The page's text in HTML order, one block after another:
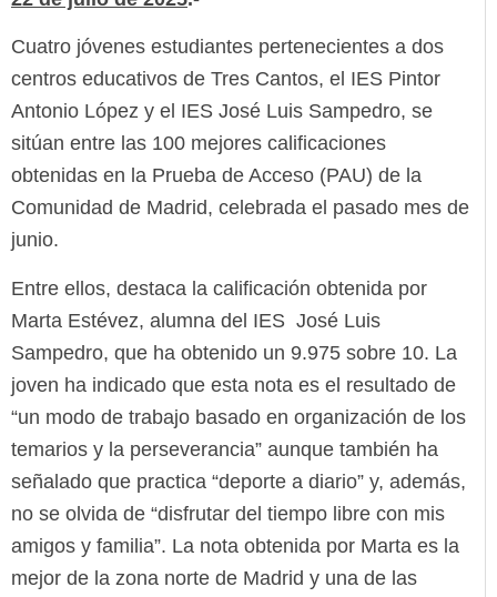
Cuatro jóvenes estudiantes pertenecientes a dos
centros educativos de Tres Cantos, el IES Pintor
Antonio López y el IES José Luis Sampedro, se
sitúan entre las 100 mejores calificaciones
obtenidas en la Prueba de Acceso (PAU) de la
Comunidad de Madrid, celebrada el pasado mes de
junio.
Entre ellos, destaca la calificación obtenida por
Marta Estévez, alumna del IES José Luis
Sampedro, que ha obtenido un 9.975 sobre 10. La
joven ha indicado que esta nota es el resultado de
“un modo de trabajo basado en organización de los
temarios y la perseverancia” aunque también ha
señalado que practica “deporte a diario” y, además,
no se olvida de “disfrutar del tiempo libre con mis
amigos y familia”. La nota obtenida por Marta es la
mejor de la zona norte de Madrid y una de las